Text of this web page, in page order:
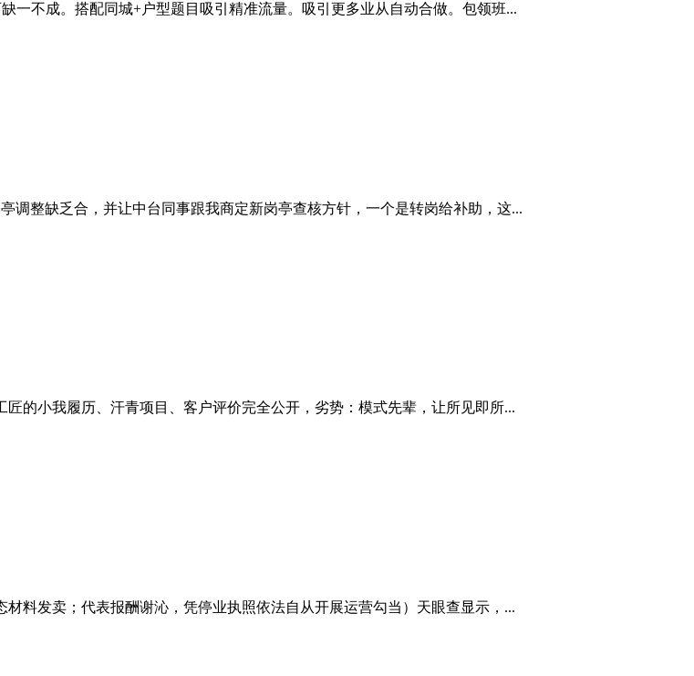
一不成。搭配同城+户型题目吸引精准流量。吸引更多业从自动合做。包领班...
调整缺乏合，并让中台同事跟我商定新岗亭查核方针，一个是转岗给补助，这...
的小我履历、汗青项目、客户评价完全公开，劣势：模式先辈，让所见即所...
料发卖；代表报酬谢沁，凭停业执照依法自从开展运营勾当）天眼查显示，...